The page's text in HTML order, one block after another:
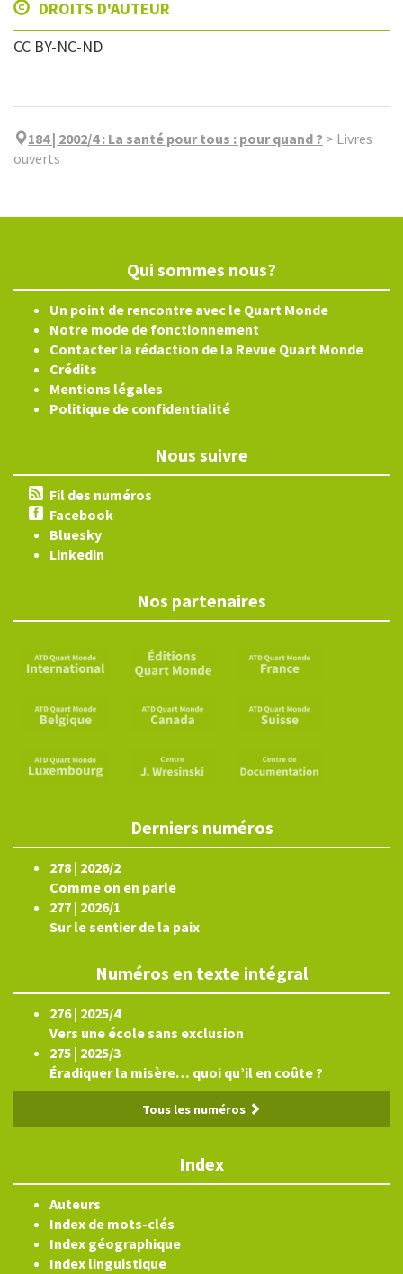
DROITS D'AUTEUR
CC BY-NC-ND
184 | 2002/4: La santé pour tous : pour quand ? > Livres
ouverts
Qui sommes nous?
Un point de rencontre avec le Quart Monde
Notre mode de fonctionnement
Contacter la rédaction de la Revue Quart Monde
Crédits
Mentions légales
Politique de confidentialité
Nous suivre
Fil des numéros
Facebook
Bluesky
Linkedin
Nos partenaires
Derniers numéros
278 | 2026/2
Comme on en parle
277 | 2026/1
Sur le sentier de la paix
Numéros en texte intégral
276 | 2025/4
Vers une école sans exclusion
275 | 2025/3
Éradiquer la misère… quoi qu’il en coûte ?
Tous les numéros
Index
Auteurs
Index de mots-clés
Index géographique
Index linguistique